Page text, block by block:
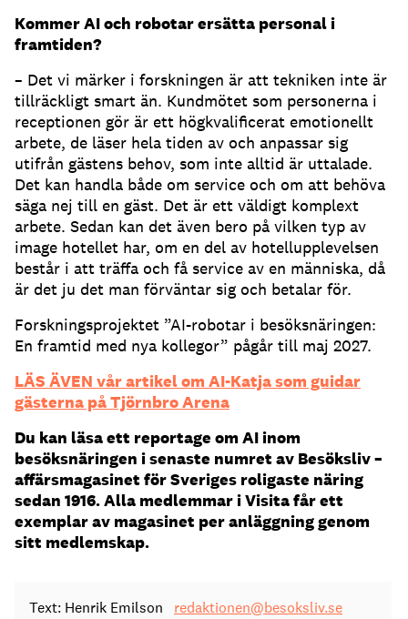
Kommer AI och robotar ersätta personal i
framtiden?
– Det vi märker i forskningen är att tekniken inte är
tillräckligt smart än. Kundmötet som personerna i
receptionen gör är ett högkvalificerat emotionellt
arbete, de läser hela tiden av och anpassar sig
utifrån gästens behov, som inte alltid är uttalade.
Det kan handla både om service och om att behöva
säga nej till en gäst. Det är ett väldigt komplext
arbete. Sedan kan det även bero på vilken typ av
image hotellet har, om en del av hotellupplevelsen
består i att träffa och få service av en människa, då
är det ju det man förväntar sig och betalar för.
Forskningsprojektet ”AI-robotar i besöksnäringen:
En framtid med nya kollegor” pågår till maj 2027.
LÄS ÄVEN vår artikel om AI-Katja som guidar
gästerna på Tjörnbro Arena
Du kan läsa ett reportage om AI inom
besöksnäringen i senaste numret av Besöksliv –
affärsmagasinet för Sveriges roligaste näring
sedan 1916. Alla medlemmar i Visita får ett
exemplar av magasinet per anläggning genom
sitt medlemskap.
Text: Henrik Emilson redaktionen@besoksliv.se